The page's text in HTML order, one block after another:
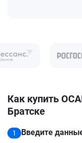
Как купить
Братске
1
Введите